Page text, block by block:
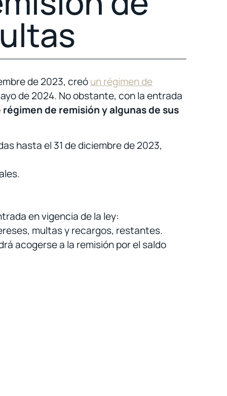
de 2023, creóun régimen de
de 2024. No obstante, con la entrada
de remisión y algunas de sus
hasta el 31 de diciembre de 2023,
en vigencia de la ley:
multas y recargos, restantes.
acogerse a la remisión por el saldo